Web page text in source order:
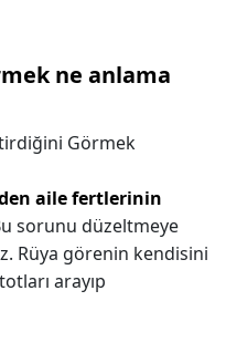
ne anlama
Görmek
aile fertlerinin
sorunu düzeltmeye
Rüya görenin kendisini
arayıp